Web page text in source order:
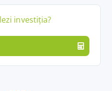
investiția?